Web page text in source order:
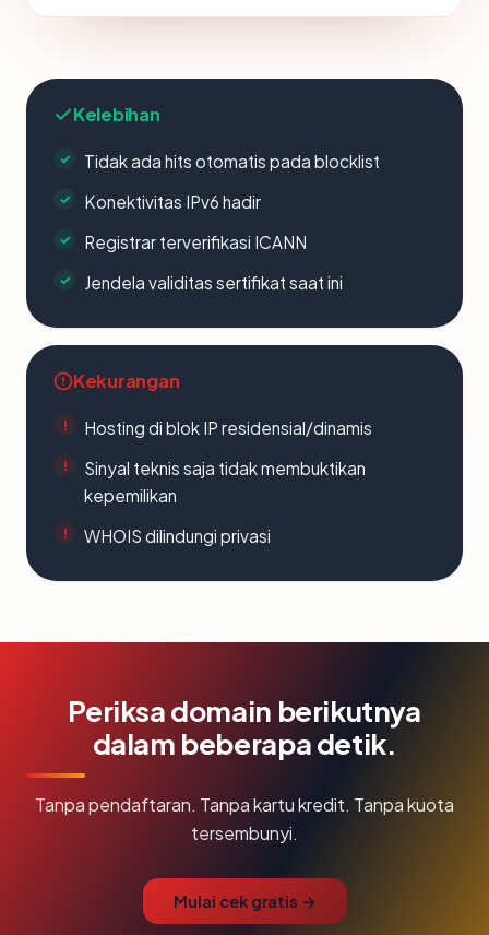
Kelebihan
Tidak ada hits otomatis pada blocklist
Konektivitas IPv6 hadir
Registrar terverifikasi ICANN
Jendela validitas sertifikat saat ini
Kekurangan
Hosting di blok IP residensial/dinamis
Sinyal teknis saja tidak membuktikan
kepemilikan
WHOIS dilindungi privasi
Periksa domain berikutnya
dalam beberapa detik.
Tanpa pendaftaran. Tanpa kartu kredit. Tanpa kuota
tersembunyi.
Mulai cek gratis →